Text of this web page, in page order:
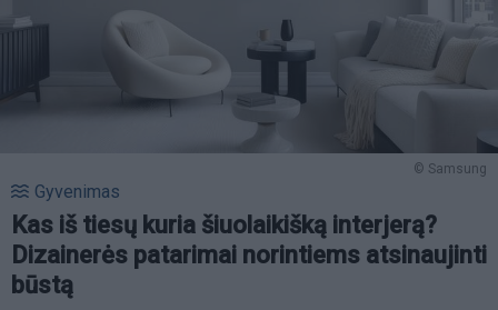
© Samsung
Gyvenimas
Kas iš tiesų kuria šiuolaikišką interjerą?
Dizainerės patarimai norintiems atsinaujinti
būstą